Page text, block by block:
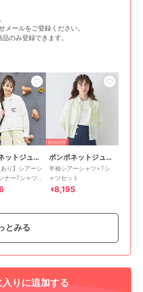
メールをご登録ください。
のみ登録できます。
ポンポネットジュニア
あり】シアーシ
ナーTシャツ
50%OFF
ポンポネットジュニア
半袖シアーシャツ×Tシ
ャツセット
¥8,195
SALE
とみる
入りに追加する